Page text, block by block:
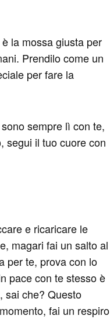
la mossa giusta per
Prendilo come un
per fare la
sempre lì con te,
segui il tuo cuore con
e ricaricare le
magari fai un salto al
per te, prova con lo
pace con te stesso è
sai che? Questo
fai un respiro